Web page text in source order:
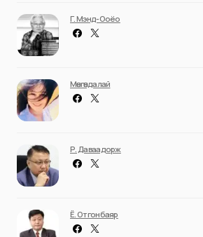
Г. Мэнд-Ооёо
Мөнгөндалай
Р. Даваадорж
Ё. Отгонбаяр